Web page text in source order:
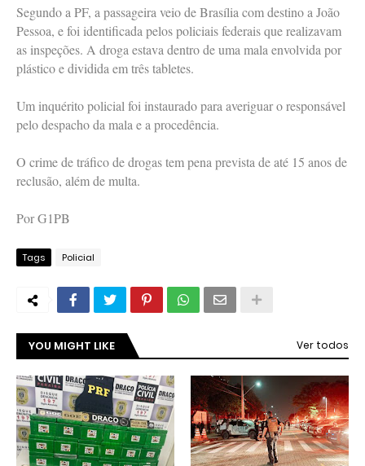
Segundo a PF, a passageira veio de Brasília com destino a João
Pessoa, e foi identificada pelos policiais federais que realizavam
as inspeções. A droga estava dentro de uma mala envolvida por
plástico e dividida em três tabletes.
Um inquérito policial foi instaurado para averiguar o responsável
pelo despacho da mala e a procedência.
O crime de tráfico de drogas tem pena prevista de até 15 anos de
reclusão, além de multa.
Por G1PB
Tags Policial
YOU MIGHT LIKE Ver todos